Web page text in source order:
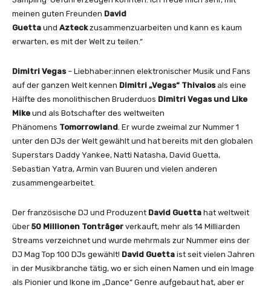
meinen guten Freunden David
Guetta und Azteckzusammenzuarbeiten und kann es kaum
erwarten, es mit der Welt zu teilen.“
Dimitri Vegas– Liebhaber:innen elektronischer Musik und Fans
auf der ganzen Welt kennen Dimitri „Vegas“ Thivaiosals eine
Hälfte des monolithischen Bruderduos Dimitri Vegas und Like
Mike und als Botschafter des weltweiten
Phänomens Tomorrowland. Er wurde zweimal zur Nummer 1
unter den DJs der Welt gewählt und hat bereits mit den globalen
Superstars Daddy Yankee, Natti Natasha, David Guetta,
Sebastian Yatra, Armin van Buuren und vielen anderen
zusammengearbeitet.
Der französische DJ und Produzent David Guetta hat weltweit
über 50 Millionen Tonträger verkauft, mehr als 14 Milliarden
Streams verzeichnet und wurde mehrmals zur Nummer eins der
DJ Mag Top 100 DJs gewählt! David Guetta ist seit vielen Jahren
in der Musikbranche tätig, wo er sich einen Namen und ein Image
als Pionier und Ikone im „Dance“ Genre aufgebaut hat, aber er